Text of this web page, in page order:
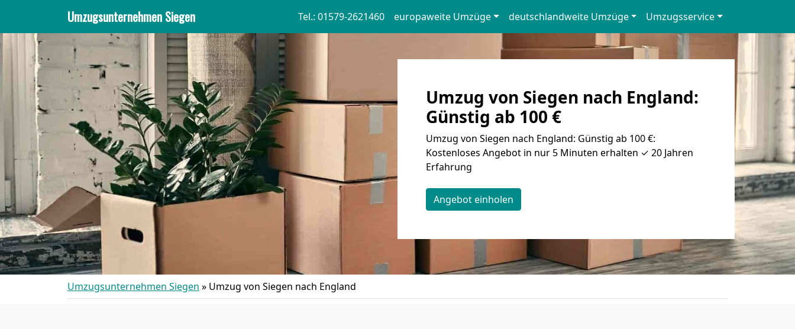
Umzugsunternehmen Siegen Tel.: 01579-2621460 europaweite Umzüge deutschlandweite Umzüge Umzugsservice
Umzug von Siegen nach England:
Günstig ab 100 €
Umzug von Siegen nach England: Günstig ab 100 €:
Kostenloses Angebot in nur 5 Minuten erhalten ✓ 20 Jahren
Erfahrung
Angebot einholen
Umzugsunternehmen Siegen » Umzug von Siegen nach England